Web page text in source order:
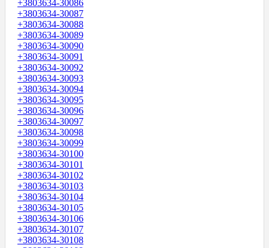
+3803634-30086
+3803634-30087
+3803634-30088
+3803634-30089
+3803634-30090
+3803634-30091
+3803634-30092
+3803634-30093
+3803634-30094
+3803634-30095
+3803634-30096
+3803634-30097
+3803634-30098
+3803634-30099
+3803634-30100
+3803634-30101
+3803634-30102
+3803634-30103
+3803634-30104
+3803634-30105
+3803634-30106
+3803634-30107
+3803634-30108